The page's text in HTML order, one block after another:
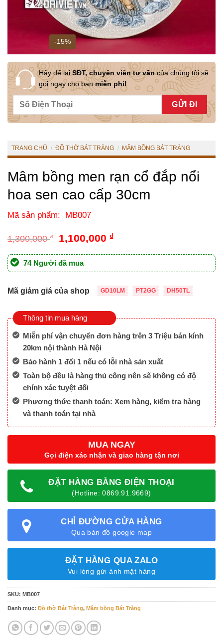
-15%
Hãy để lạiSĐT, chuyên viên tư vấncủa chúng tôi sẽ
gọi ngay cho bạnmiễn phí!
TRANG CHỦ / ĐỒ THỜ BÁT TRÀNG / MÂM BỒNG BÁT TRÀNG
Mâm bồng men rạn cổ đắp nổi
hoa sen cao cấp 30cm
Mã sản phẩm: MB007
1,300,000₫
Giá
là:
1,300,000 ₫.
1,100,000 ₫Giá
tại
là:
74 Người đã mua
Mã giảm giá của shop GD10LM PT2GG DH50TL
Thông tin mua hàng
Miễn phí vận chuyển đơn hàng trên 3 Triệu bán kính
20km nội thành Hà Nội
Bảo hành 1 đổi 1 nếu có lỗi nhà sản xuất
Toàn bộ đều là hàng thủ công nên sẽ không có độ
chính xác tuyệt đối
Phương thức thanh toán: Xem hàng, kiểm tra hàng
và thanh toán tại nhà
MUA NGAY
Gọi điện xác nhận và giao hàng tận nơi
ĐẶT HÀNG BẰNG ĐIỆN THOẠI
(Hotline: 0869.91.9669)
CHỈ ĐƯỜNG CỬA HÀNG
Qua bản đồ google map
ĐẶT HÀNG QUA ZALO
Vui lòng gửi ảnh mặt hàng
SKU: MB007
Danh mục: Đồ thờ Bát Tràng, Mâm bồng Bát Tràng